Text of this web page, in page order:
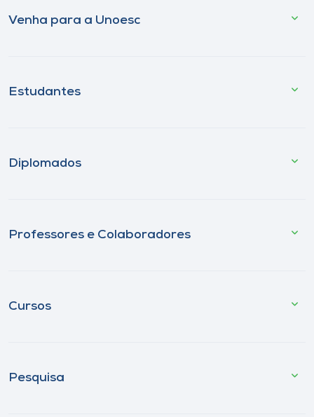
Venha para a Unoesc
Estudantes
Diplomados
Professores e Colaboradores
Cursos
Pesquisa